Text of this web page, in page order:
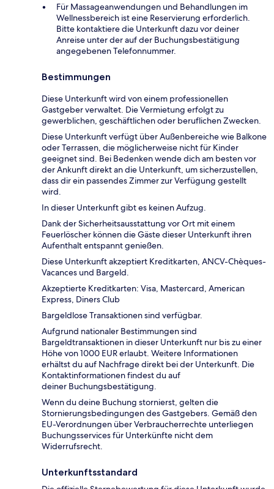
Für Massageanwendungen und Behandlungen im
Wellnessbereich ist eine Reservierung erforderlich.
Bitte kontaktiere die Unterkunft dazu vor deiner
Anreise unter der auf der Buchungsbestätigung
angegebenen Telefonnummer.
Bestimmungen
Diese Unterkunft wird von einem professionellen
Gastgeber verwaltet. Die Vermietung erfolgt zu
gewerblichen, geschäftlichen oder beruflichen Zwecken.
Diese Unterkunft verfügt über Außenbereiche wie Balkone
oder Terrassen, die möglicherweise nicht für Kinder
geeignet sind. Bei Bedenken wende dich am besten vor
der Ankunft direkt an die Unterkunft, um sicherzustellen,
dass dir ein passendes Zimmer zur Verfügung gestellt
wird.
In dieser Unterkunft gibt es keinen Aufzug.
Dank der Sicherheitsausstattung vor Ort mit einem
Feuerlöscher können die Gäste dieser Unterkunft ihren
Aufenthalt entspannt genießen.
Diese Unterkunft akzeptiert Kreditkarten, ANCV-Chèques-
Vacances und Bargeld.
Akzeptierte Kreditkarten: Visa, Mastercard, American
Express, Diners Club
Bargeldlose Transaktionen sind verfügbar.
Aufgrund nationaler Bestimmungen sind
Bargeldtransaktionen in dieser Unterkunft nur bis zu einer
Höhe von 1000 EUR erlaubt. Weitere Informationen
erhältst du auf Nachfrage direkt bei der Unterkunft. Die
Kontaktinformationen findest du auf
deiner Buchungsbestätigung.
Wenn du deine Buchung stornierst, gelten die
Stornierungsbedingungen des Gastgebers. Gemäß den
EU-Verordnungen über Verbraucherrechte unterliegen
Buchungsservices für Unterkünfte nicht dem
Widerrufsrecht.
Unterkunftsstandard